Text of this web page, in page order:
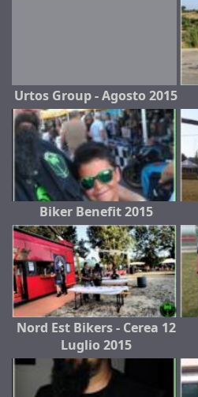
Urtos Group - Agosto 2015
Biker Benefit 2015
Nord Est Bikers - Cerea 12
Luglio 2015